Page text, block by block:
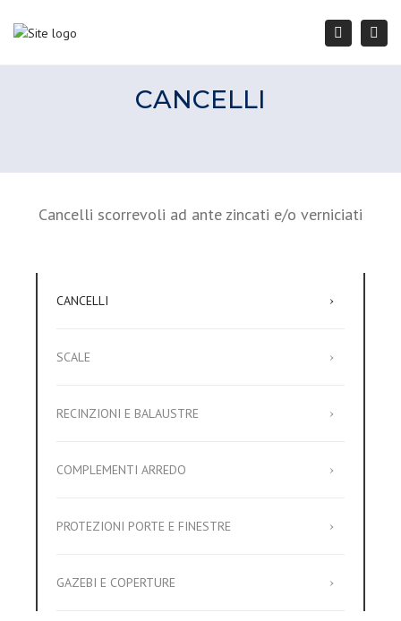
Search
CANCELLI
Cancelli scorrevoli ad ante zincati e/o verniciati
CANCELLI
SCALE
RECINZIONI E BALAUSTRE
COMPLEMENTI ARREDO
PROTEZIONI PORTE E FINESTRE
GAZEBI E COPERTURE